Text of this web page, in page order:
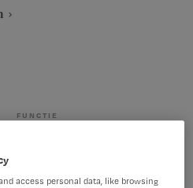
FUNCTIE
Vaste aanstelling
access personal data, like browsing